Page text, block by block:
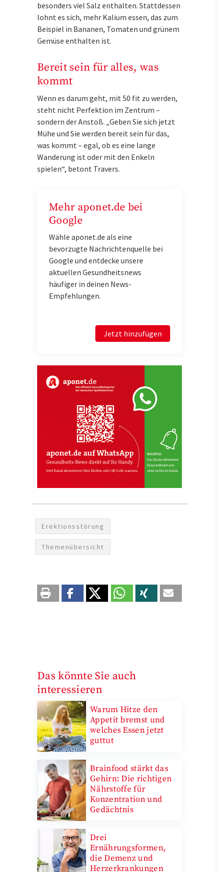
besonders viel Salz enthalten. Stattdessen
lohnt es sich, mehr Kalium essen, das zum
Beispiel in Bananen, Tomaten und grünem
Gemüse enthalten ist.
Bereit sein für alles, was
kommt
Wenn es darum geht, mit 50 fit zu werden,
steht nicht Perfektion im Zentrum –
sondern der Anstoß. „Geben Sie sich jetzt
Mühe und Sie werden bereit sein für das,
was kommt – egal, ob es eine lange
Wanderung ist oder mit den Enkeln
spielen“, betont Travers.
Mehr aponet.de bei
Google
Wähle aponet.de als eine
bevorzugte Nachrichtenquelle bei
Google und entdecke unsere
aktuellen Gesundheitsnews
häufiger in deinen News-
Empfehlungen.
Jetzt hinzufügen
Erektionsstörung
Themenübersicht
Das könnte Sie auch
interessieren
Warum Hitze den
Appetit bremst und
welches Essen jetzt
guttut
Brainfood stärkt das
Gehirn: Die richtigen
Nährstoffe für
Konzentration und
Gedächtnis
Drei
Ernährungsformen,
die Demenz und
Herzerkrankungen